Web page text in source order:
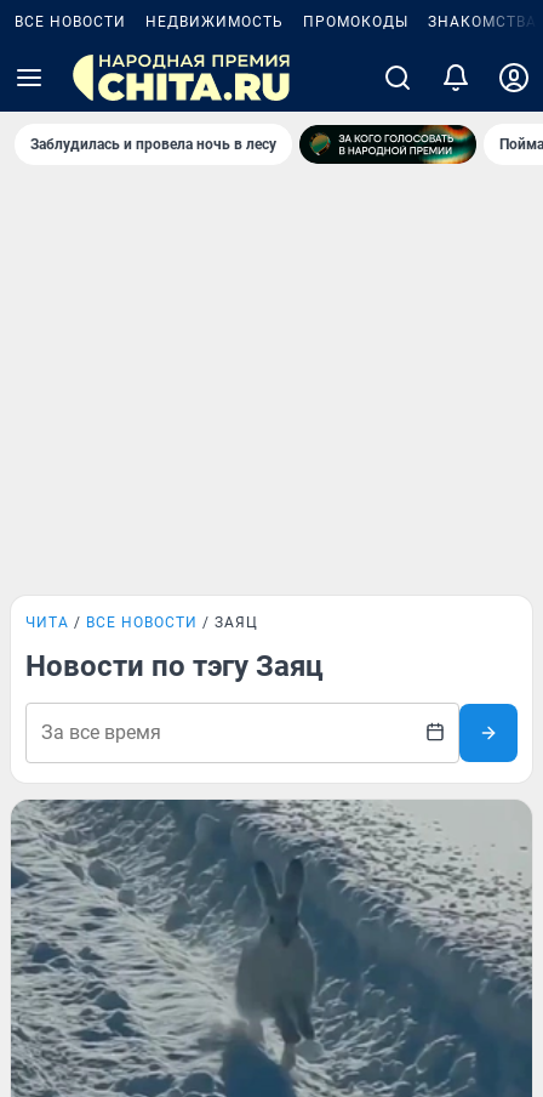
ВСЕ НОВОСТИ НЕДВИЖИМОСТЬ ПРОМОКОДЫ ЗНАКОМСТВА
Заблудилась и провела ночь в лесу
ЧИТА ВСЕ НОВОСТИ ЗАЯЦ
Новости по тэгу Заяц